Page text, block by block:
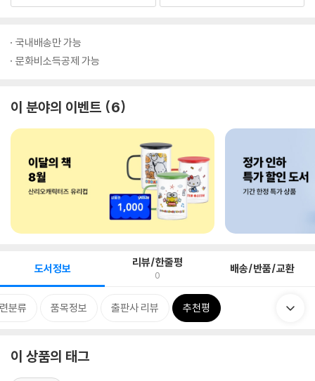
국내배송만 가능
문화비소득공제 가능
이 분야의 이벤트 6
도서정보 리뷰/한줄평
0 배송/반품/교환
분류 품목정보 출판사 리뷰 추천평
이 상품의 태그